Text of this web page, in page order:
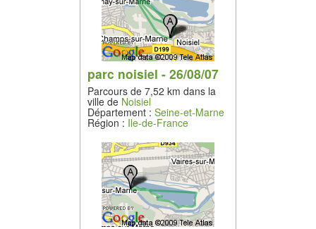
parc noisiel - 26/08/07
Parcours de 7,52 km dans la
ville de Noisiel
Département : Seine-et-Marne
Région : Ile-de-France